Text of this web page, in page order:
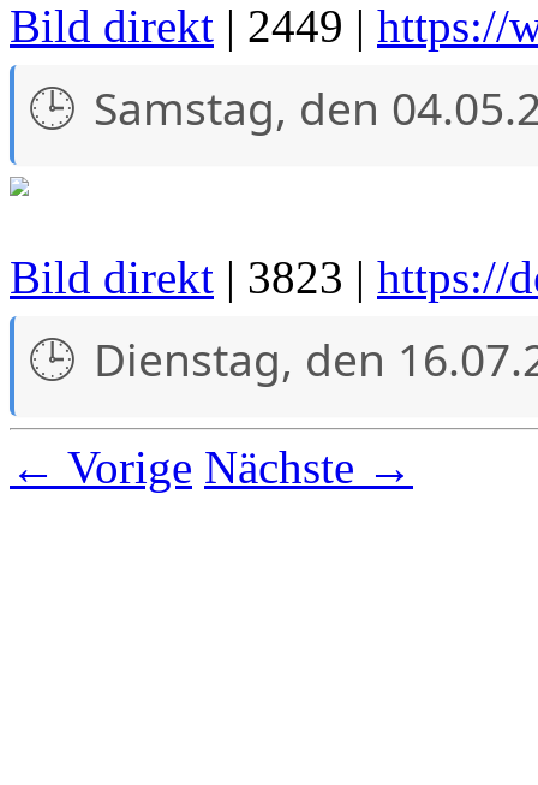
Bild direkt | 2449 | https://
Samstag, den
Bild direkt | 3823 | https://
Dienstag, den
← Vorige Nächste →